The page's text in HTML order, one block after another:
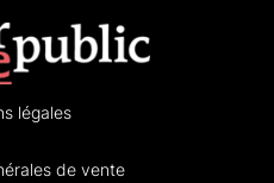
légales
de vente